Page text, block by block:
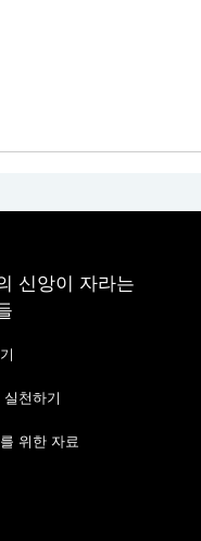
신앙이 자라는
천하기
위한 자료